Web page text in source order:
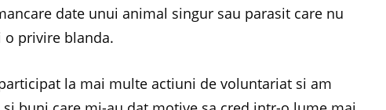
date unui animal singur sau parasit care nu
o privire blanda.
la mai multe actiuni de voluntariat si am